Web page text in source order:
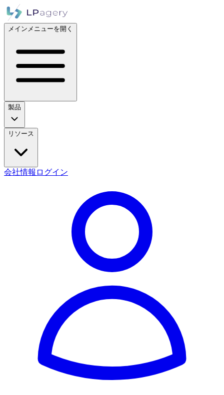
メインメニューを開く
製品
リソース
会社情報 ログイン